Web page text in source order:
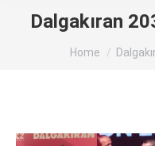
Dalgakıran
You are here:
Home